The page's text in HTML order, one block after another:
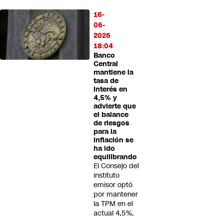
16-
06-
2026
18:04
Banco
Central
mantiene la
tasa de
interés en
4,5% y
advierte que
el balance
de riesgos
para la
inflación se
ha ido
equilibrando
El Consejo del
instituto
emisor optó
por mantener
la TPM en el
actual 4,5%,